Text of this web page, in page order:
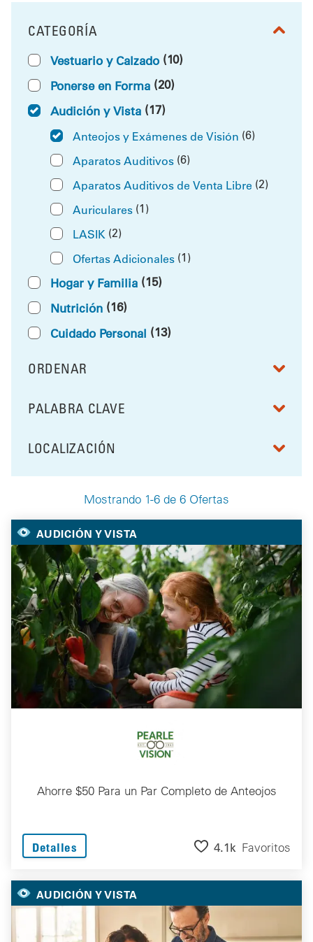
Mostrando 1-6 de 6 Ofertas
FILTRAR POR
CATEGORÍA
Vestuario y Calzado (10)
Ponerse en Forma (20)
Audición y Vista (17)
Anteojos y Exámenes de Visión (6)
Aparatos Auditivos (6)
Aparatos Auditivos de Venta Libre (2)
Auriculares (1)
LASIK (2)
Ofertas Adicionales (1)
Hogar y Familia (15)
Nutrición (16)
Cuidado Personal (13)
ORDENAR
RESULTS BY
FILTRAR POR
PALABRA CLAVE
FILTRAR POR
LOCALIZACIÓN
Your Selected Deals
AUDICIÓN Y VISTA
Ahorre $50 Para un Par Completo de Anteojos
Detalles 4.1k Favoritos
AUDICIÓN Y VISTA